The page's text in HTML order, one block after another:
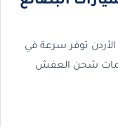
توفر سرعة في
خدمات شحن العفش